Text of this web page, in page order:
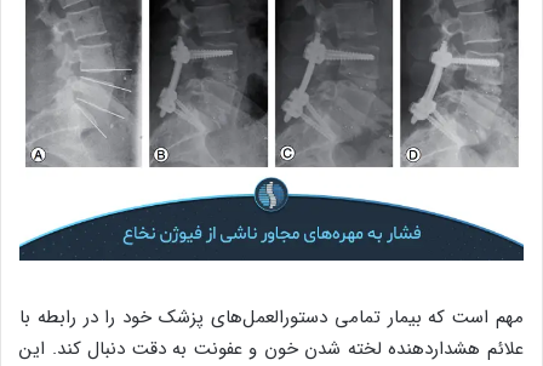
مهم است که بیمار تمامی دستورالعمل‌های پزشک خود را در رابطه با
علائم هشداردهنده لخته شدن خون و عفونت به دقت دنبال کند. این